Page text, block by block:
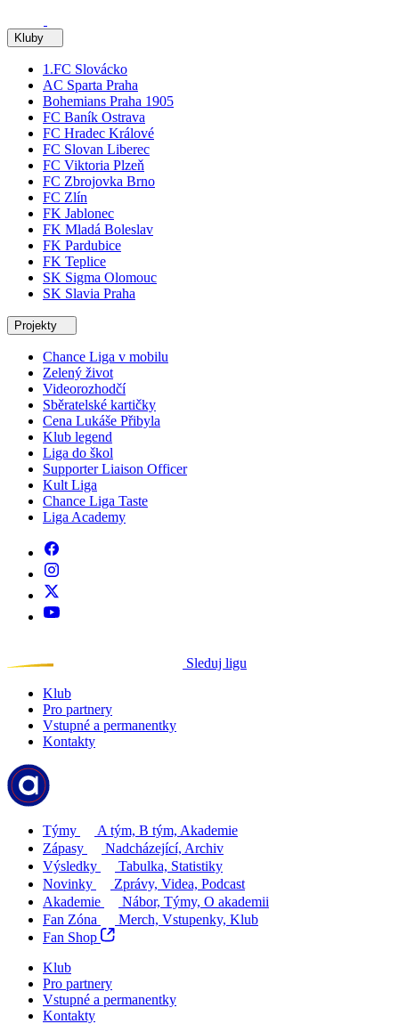
Kluby
1.FC Slovácko
AC Sparta Praha
Bohemians Praha 1905
FC Baník Ostrava
FC Hradec Králové
FC Slovan Liberec
FC Viktoria Plzeň
FC Zbrojovka Brno
FC Zlín
FK Jablonec
FK Mladá Boleslav
FK Pardubice
FK Teplice
SK Sigma Olomouc
SK Slavia Praha
Projekty
Chance Liga v mobilu
Zelený život
Videorozhodčí
Sběratelské kartičky
Cena Lukáše Přibyla
Klub legend
Liga do škol
Supporter Liaison Officer
Kult Liga
Chance Liga Taste
Liga Academy
Sleduj ligu
Klub
Pro partnery
Vstupné a permanentky
Kontakty
Týmy
A tým, B tým, Akademie
Zápasy
Nadcházející, Archiv
Výsledky
Tabulka, Statistiky
Novinky
Zprávy, Videa, Podcast
Akademie
Nábor, Týmy, O akademii
Fan Zóna
Merch, Vstupenky, Klub
Fan Shop
Klub
Pro partnery
Vstupné a permanentky
Kontakty